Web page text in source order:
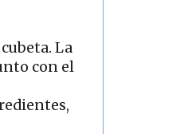
La
con el